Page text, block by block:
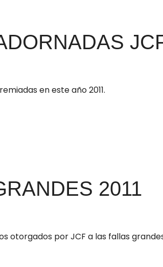
en este año 2011.
2011
por JCF a las fallas